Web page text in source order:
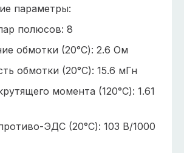
параметры:
полюсов: 8
обмотки (20°C): 2.6 Ом
обмотки (20°C): 15.6 мГн
момента (120°C): 1.61
ЭДС (20°C): 103 В/1000